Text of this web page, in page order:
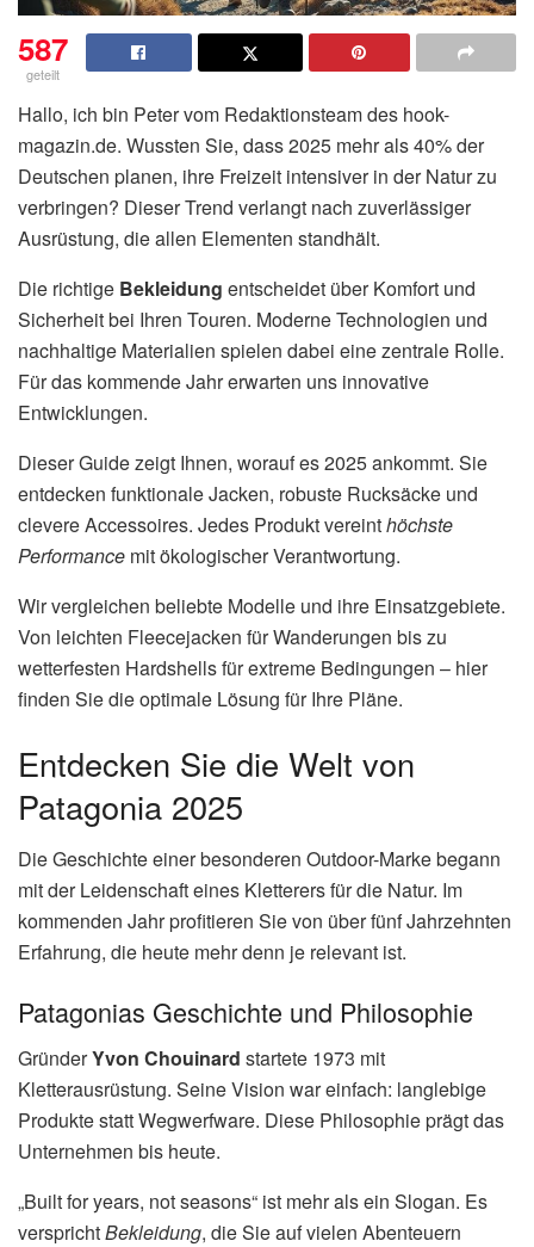
587
geteilt
Hallo, ich bin Peter vom Redaktionsteam des hook-
magazin.de. Wussten Sie, dass 2025 mehr als 40% der
Deutschen planen, ihre Freizeit intensiver in der Natur zu
verbringen? Dieser Trend verlangt nach zuverlässiger
Ausrüstung, die allen Elementen standhält.
Die richtige Bekleidung entscheidet über Komfort und
Sicherheit bei Ihren Touren. Moderne Technologien und
nachhaltige Materialien spielen dabei eine zentrale Rolle.
Für das kommende Jahr erwarten uns innovative
Entwicklungen.
Dieser Guide zeigt Ihnen, worauf es 2025 ankommt. Sie
entdecken funktionale Jacken, robuste Rucksäcke und
clevere Accessoires. Jedes Produkt vereinthöchste
Performance mit ökologischer Verantwortung.
Wir vergleichen beliebte Modelle und ihre Einsatzgebiete.
Von leichten Fleecejacken für Wanderungen bis zu
wetterfesten Hardshells für extreme Bedingungen – hier
finden Sie die optimale Lösung für Ihre Pläne.
Entdecken Sie die Welt von
Patagonia 2025
Die Geschichte einer besonderen Outdoor-Marke begann
mit der Leidenschaft eines Kletterers für die Natur. Im
kommenden Jahr profitieren Sie von über fünf Jahrzehnten
Erfahrung, die heute mehr denn je relevant ist.
Patagonias Geschichte und Philosophie
GründerYvon Chouinard startete 1973 mit
Kletterausrüstung. Seine Vision war einfach: langlebige
Produkte statt Wegwerfware. Diese Philosophie prägt das
Unternehmen bis heute.
„Built for years, not seasons“ ist mehr als ein Slogan. Es
versprichtBekleidung, die Sie auf vielen Abenteuern